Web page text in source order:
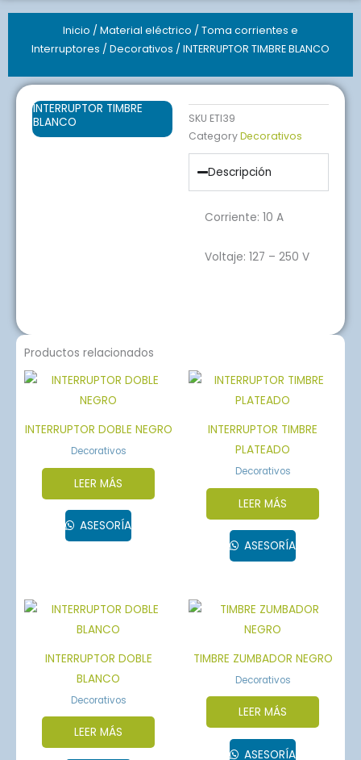
Inicio / Material eléctrico / Toma corrientes e
Interruptores / Decorativos / INTERRUPTOR TIMBRE BLANCO
INTERRUPTOR TIMBRE
BLANCO
SKU ETI39
CategoryDecorativos
Descripción
Corriente: 10 A
Voltaje: 127 – 250 V
Productos relacionados
INTERRUPTOR DOBLE NEGRO
Decorativos
LEER MÁS
ASESORÍA
INTERRUPTOR TIMBRE
PLATEADO
Decorativos
LEER MÁS
ASESORÍA
INTERRUPTOR DOBLE
BLANCO
Decorativos
LEER MÁS
TIMBRE ZUMBADOR NEGRO
Decorativos
LEER MÁS
ASESORÍA